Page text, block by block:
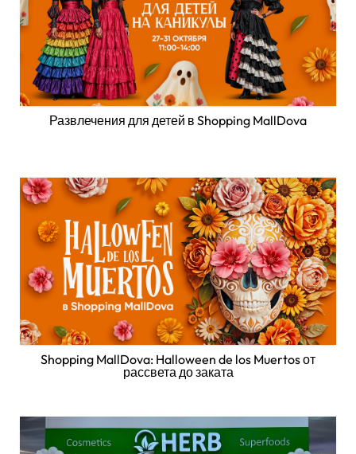
Развлечения для детей в Shopping MallDova
Shopping MallDova: Halloween de los Muertos от
рассвета до заката